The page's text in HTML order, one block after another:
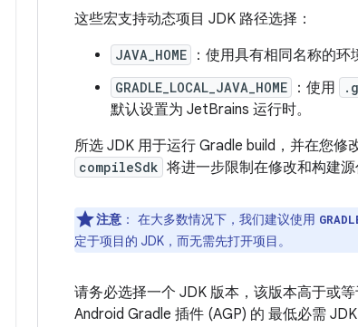
这些宏支持动态项目 JDK 路径选择：
JAVA_HOME ：使用具有相同名称的环
GRADLE_LOCAL_JAVA_HOME ：使用
默认设置为 JetBrains 运行时。
所选 JDK 用于运行 Gradle build，并在您修
compileSdk 将进一步限制在修改和构建源
注意 ： 在大多数情况下，我们建议使用
定于项目的 JDK，而无需先打开项目。
请务必选择一个 JDK 版本，该版本高于或
Android Gradle 插件 (AGP) 的 最低必需